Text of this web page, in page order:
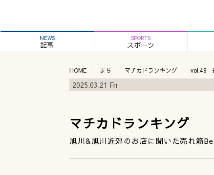
NEWS
記事
SPORTS
スポーツ
HOME まち マチカドランキング vol.49
2025.03.21 Fri
マチカドランキング
旭川&旭川近郊のお店に聞いた売れ筋